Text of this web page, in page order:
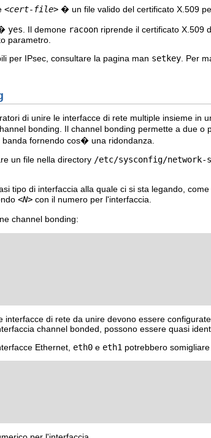
<cert-file> � un file valido del certificato X.509
yes . Il demone racoon riprende il certificato X.509
parametro.
per IPsec, consultare la pagina man setkey . Per
di unire le interfacce di rete multiple insieme in
bonding. Il channel bonding permette a due
fornendo cos� una ridondanza.
un file nella directory /etc/sysconfig/
tipo di interfaccia alla quale ci si sta legando,
<N> con il numero per l'interfaccia.
channel bonding:
di rete da unire devono essere
channel bonded, possono essere quasi
Ethernet, eth0 e eth1 potrebbero